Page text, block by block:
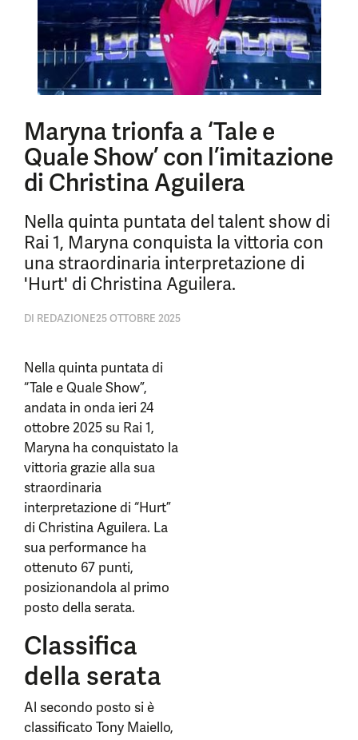
Maryna trionfa a ‘Tale e
Quale Show’ con l’imitazione
di Christina Aguilera
Nella quinta puntata del talent show di
Rai 1, Maryna conquista la vittoria con
una straordinaria interpretazione di
'Hurt' di Christina Aguilera.
DI REDAZIONE25 OTTOBRE 2025
Nella quinta puntata di
“Tale e Quale Show”,
andata in onda ieri 24
ottobre 2025 su Rai 1,
Maryna ha conquistato la
vittoria grazie alla sua
straordinaria
interpretazione di “Hurt”
di Christina Aguilera. La
sua performance ha
ottenuto 67 punti,
posizionandola al primo
posto della serata.
Classifica
della serata
Al secondo posto si è
classificato Tony Maiello,